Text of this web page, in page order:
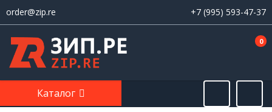
order@zip.re +7 (995) 593-47-37
0
Каталог